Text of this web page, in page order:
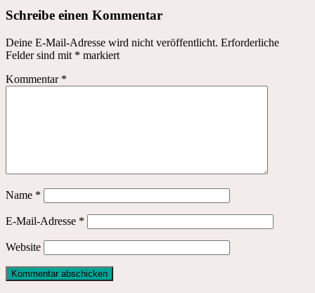
Schreibe einen Kommentar
Deine E-Mail-Adresse wird nicht veröffentlicht. Erforderliche
Felder sind mit * markiert
Kommentar *
Name *
E-Mail-Adresse *
Website